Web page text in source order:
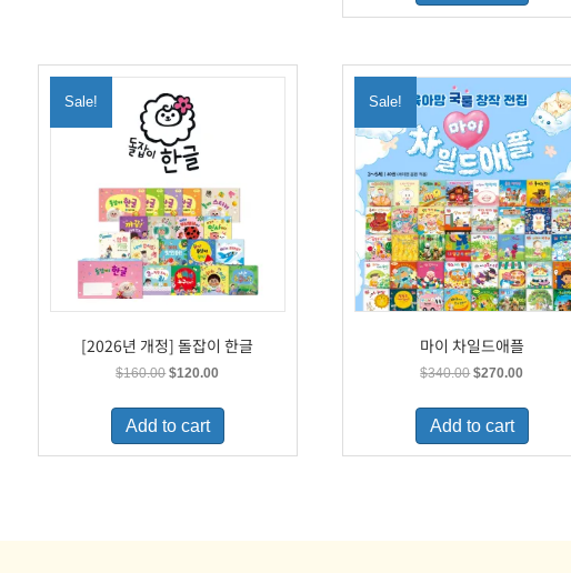
Sale!
[2026년 개정] 돌잡이 한글
$160.00Original
was:
$160.00.
$120.00Current
is:
Add to cart
Sale!
마이 차일드애플
$340.00Original
was:
$340.00.
$270.00Current
is:
Add to cart